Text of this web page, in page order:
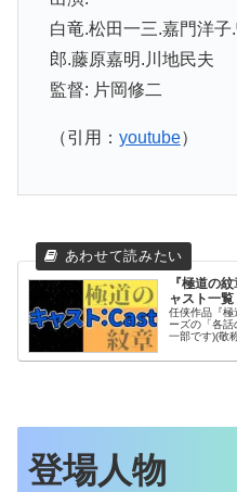
白竜.松田一三.嘉門洋
郎.藤原嘉明.川地民夫
監督: 片岡修二
（引用： youtube）
『極道の
ャスト一覧
任侠作品『極
ーズの「各
一部です)(敬
関図・登場
ト(レジェン
登場人物